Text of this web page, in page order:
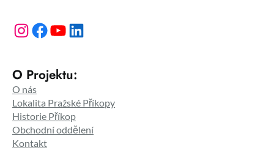
Instagram Facebook YouTube LinkedIn
O Projektu:
O nás
Lokalita Pražské Příkopy
Historie Příkop
Obchodní oddělení
Kontakt